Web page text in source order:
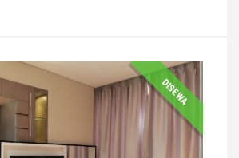
DISEWA